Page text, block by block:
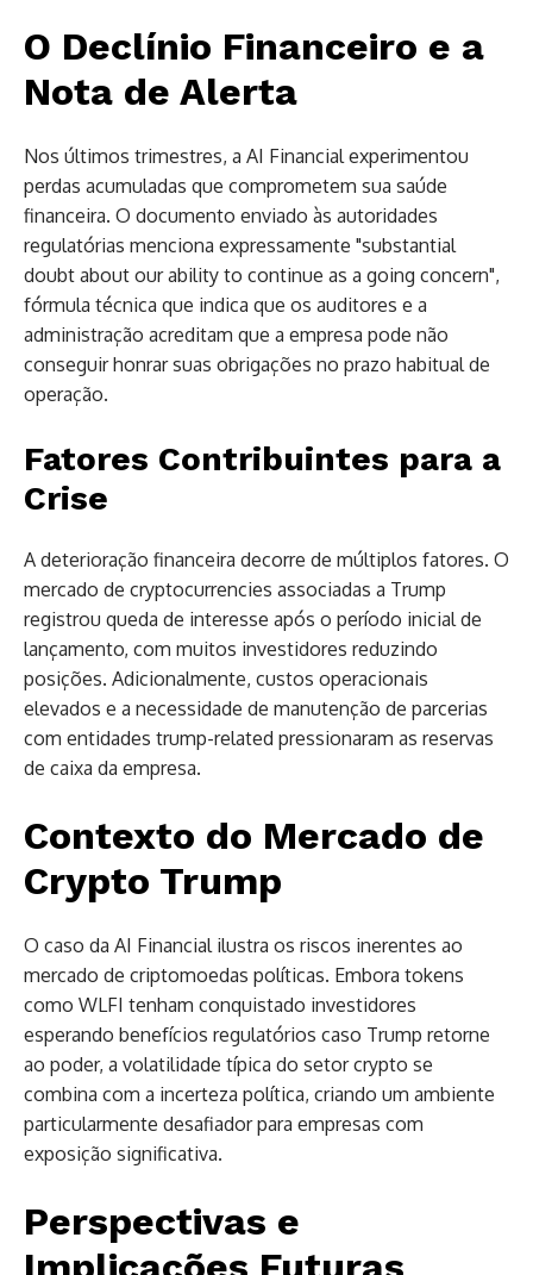
O Declínio Financeiro e a
Nota de Alerta
Nos últimos trimestres, a AI Financial experimentou
perdas acumuladas que comprometem sua saúde
financeira. O documento enviado às autoridades
regulatórias menciona expressamente "substantial
doubt about our ability to continue as a going concern",
fórmula técnica que indica que os auditores e a
administração acreditam que a empresa pode não
conseguir honrar suas obrigações no prazo habitual de
operação.
Fatores Contribuintes para a
Crise
A deterioração financeira decorre de múltiplos fatores. O
mercado de cryptocurrencies associadas a Trump
registrou queda de interesse após o período inicial de
lançamento, com muitos investidores reduzindo
posições. Adicionalmente, custos operacionais
elevados e a necessidade de manutenção de parcerias
com entidades trump-related pressionaram as reservas
de caixa da empresa.
Contexto do Mercado de
Crypto Trump
O caso da AI Financial ilustra os riscos inerentes ao
mercado de criptomoedas políticas. Embora tokens
como WLFI tenham conquistado investidores
esperando benefícios regulatórios caso Trump retorne
ao poder, a volatilidade típica do setor crypto se
combina com a incerteza política, criando um ambiente
particularmente desafiador para empresas com
exposição significativa.
Perspectivas e